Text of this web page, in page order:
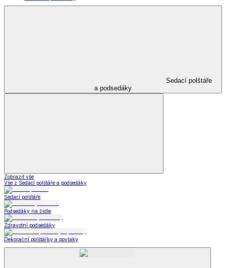
Sedací polštáře
a podsedáky
Zobrazit vše
Vše z Sedací polštáře a podsedáky
Sedací polštáře
Podsedáky na židle
Zdravotní podsedáky
Dekorační polštářky a povlaky